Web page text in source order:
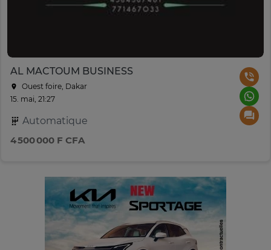
AL MACTOUM BUSINESS
Ouest foire, Dakar
15. mai, 21:27
Automatique
4 500 000 F CFA